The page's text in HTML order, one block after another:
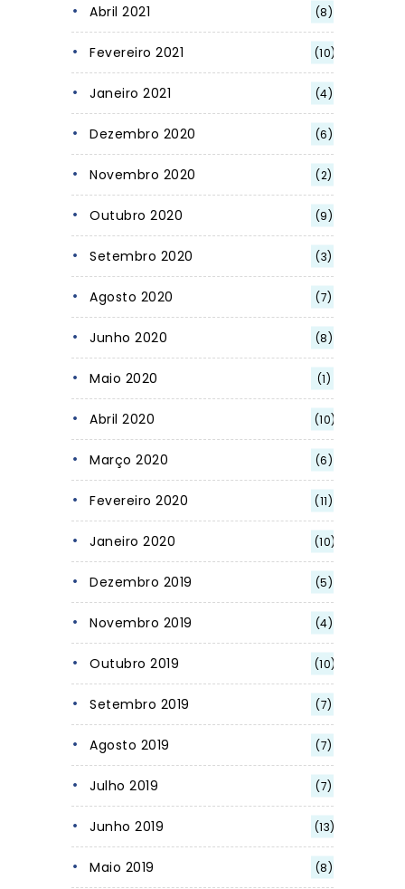
Abril 2021 (8)
Fevereiro 2021 (10)
Janeiro 2021 (4)
Dezembro 2020 (6)
Novembro 2020 (2)
Outubro 2020 (9)
Setembro 2020 (3)
Agosto 2020 (7)
Junho 2020 (8)
Maio 2020 (1)
Abril 2020 (10)
Março 2020 (6)
Fevereiro 2020 (11)
Janeiro 2020 (10)
Dezembro 2019 (5)
Novembro 2019 (4)
Outubro 2019 (10)
Setembro 2019 (7)
Agosto 2019 (7)
Julho 2019 (7)
Junho 2019 (13)
Maio 2019 (8)